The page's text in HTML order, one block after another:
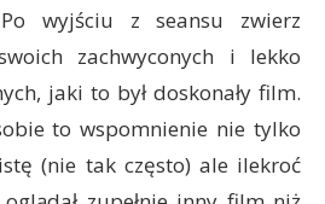
wyjściu z seansu zwierz
zachwyconych i lekko
jaki to był doskonały film.
to wspomnienie nie tylko
(nie tak często) ale ilekroć